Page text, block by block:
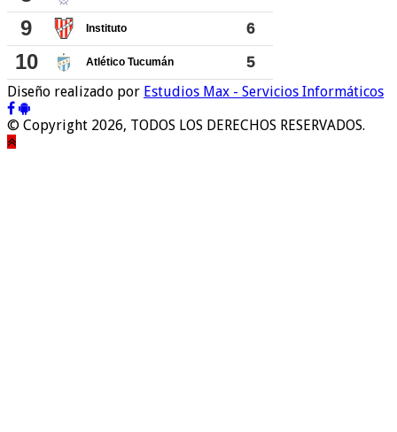
Diseño realizado por Estudios Max - Servicios Informáticos
© Copyright 2026, TODOS LOS DERECHOS RESERVADOS.